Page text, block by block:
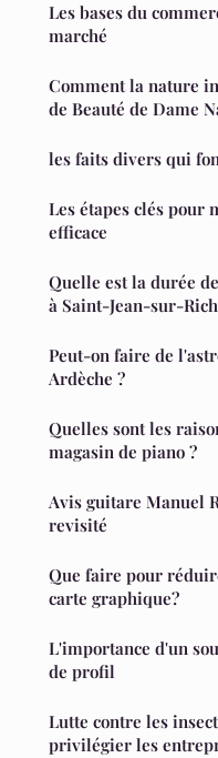
Les bases du
marché
Comment la nature
de Beauté de Dame
les faits divers qui
Les étapes clés pour
efficace
Quelle est la durée
à Saint-Jean-sur-
Peut-on faire de
Ardèche ?
Quelles sont les
magasin de piano ?
Avis guitare Manuel
revisité
Que faire pour
carte graphique?
L'importance d'un
de profil
Lutte contre les
privilégier les